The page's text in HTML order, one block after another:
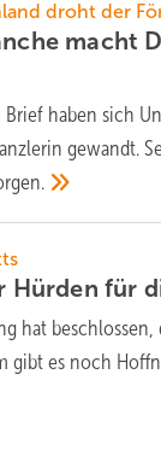
droht der
macht
haben sich
gewandt.
Hürden für
hat
gibt es noch